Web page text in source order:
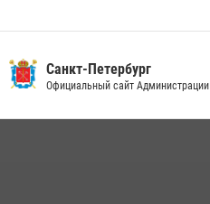
Санкт-Петербург
Официальный сайт Администрации